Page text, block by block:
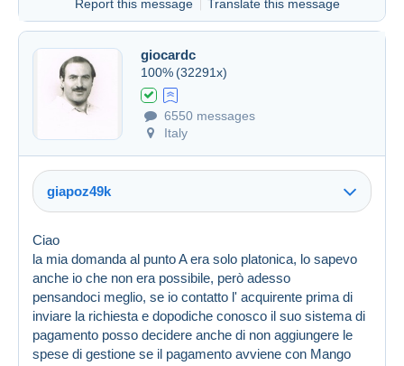
Created on 16 Jan 2024 at 08:35
Report this message
Translate this message
giocardc
100% (32291x)
6550 messages
Italy
giapoz49k
Ciao
la mia domanda al punto A era solo platonica, lo sapevo
anche io che non era possibile, però adesso
pensandoci meglio, se io contatto l' acquirente prima di
inviare la richiesta e dopodiche conosco il suo sistema di
pagamento posso decidere anche di non aggiungere le
spese di gestione se il pagamento avviene con Mango